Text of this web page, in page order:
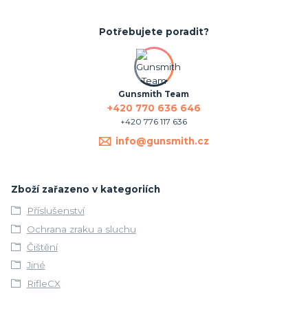
Potřebujete poradit?
Gunsmith Team
+420 770 636 646
+420 776 117 636
info@gunsmith.cz
Zboží zařazeno v kategoriích
Příslušenství
Ochrana zraku a sluchu
Čištění
Jiné
RifleCX